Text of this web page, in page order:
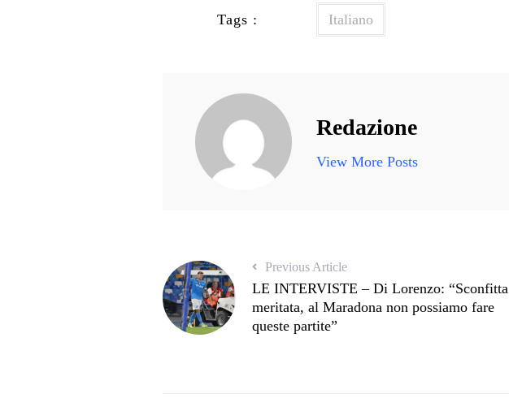
Tags : Italiano
Redazione
View More Posts
Previous Article
LE INTERVISTE – Di Lorenzo: “Sconfitta
meritata, al Maradona non possiamo fare
queste partite”